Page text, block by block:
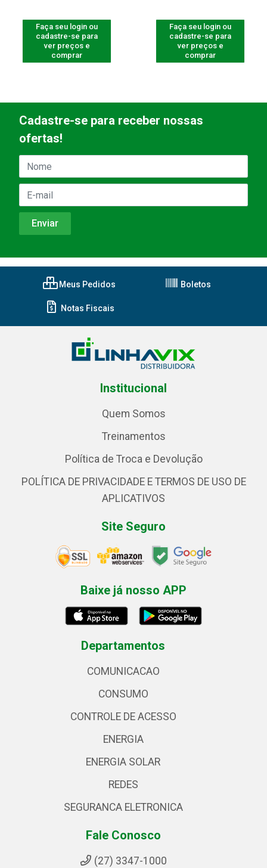
Faça seu login ou
cadastre-se para
ver preços e
comprar
Faça seu login ou
cadastre-se para
ver preços e
comprar
Cadastre-se para receber nossas
ofertas!
Meus Pedidos Boletos
Notas Fiscais
Institucional
Quem Somos
Treinamentos
Política de Troca e Devolução
POLÍTICA DE PRIVACIDADE E TERMOS DE USO DE
APLICATIVOS
Site Seguro
Baixe já nosso APP
Departamentos
COMUNICACAO
CONSUMO
CONTROLE DE ACESSO
ENERGIA
ENERGIA SOLAR
REDES
SEGURANCA ELETRONICA
Fale Conosco
(27) 3347-1000